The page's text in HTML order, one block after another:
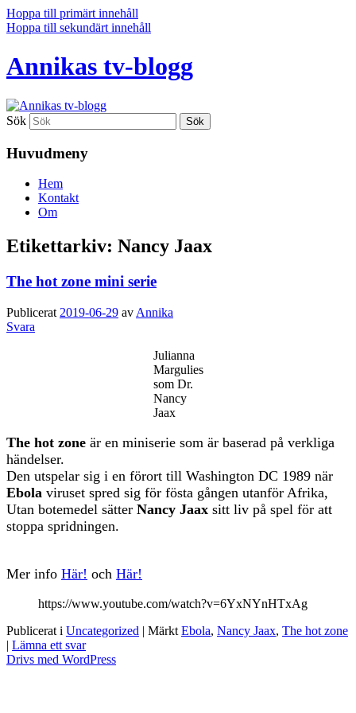
Hoppa till primärt innehåll
Hoppa till sekundärt innehåll
Annikas tv-blogg
Sök
Huvudmeny
Hem
Kontakt
Om
Etikettarkiv: Nancy Jaax
The hot zone mini serie
Publicerat 2019-06-29 av Annika
Svara
Julianna
Margulies
som Dr.
Nancy
Jaax
The hot zone är en miniserie som är baserad på verkliga
händelser.
Den utspelar sig i en förort till Washington DC 1989 när
Ebola viruset spred sig för fösta gången utanför Afrika,
Utan botemedel sätter Nancy Jaax sitt liv på spel för att
stoppa spridningen.
Mer info Här! och Här!
https://www.youtube.com/watch?v=6YxNYnHTxAg
Publicerat i Uncategorized | Märkt Ebola, Nancy Jaax, The hot zone
| Lämna ett svar
Drivs med WordPress